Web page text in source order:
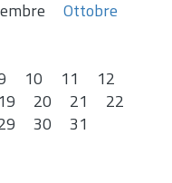
Ottobre
10 11
12
19 20 21
22
30 31